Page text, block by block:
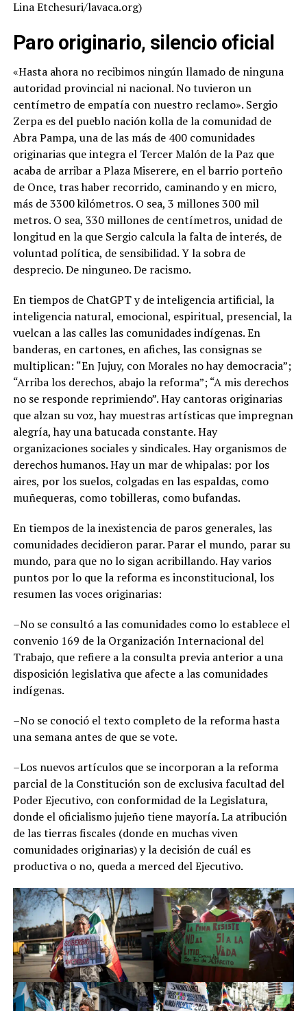
Lina Etchesuri/lavaca.org)
Paro originario, silencio oficial
«Hasta ahora no recibimos ningún llamado de ninguna
autoridad provincial ni nacional. No tuvieron un
centímetro de empatía con nuestro reclamo». Sergio
Zerpa es del pueblo nación kolla de la comunidad de
Abra Pampa, una de las más de 400 comunidades
originarias que integra el Tercer Malón de la Paz que
acaba de arribar a Plaza Miserere, en el barrio porteño
de Once, tras haber recorrido, caminando y en micro,
más de 3300 kilómetros. O sea, 3 millones 300 mil
metros. O sea, 330 millones de centímetros, unidad de
longitud en la que Sergio calcula la falta de interés, de
voluntad política, de sensibilidad. Y la sobra de
desprecio. De ninguneo. De racismo.
En tiempos de ChatGPT y de inteligencia artificial, la
inteligencia natural, emocional, espiritual, presencial, la
vuelcan a las calles las comunidades indígenas. En
banderas, en cartones, en afiches, las consignas se
multiplican: “En Jujuy, con Morales no hay democracia”;
“Arriba los derechos, abajo la reforma”; “A mis derechos
no se responde reprimiendo”. Hay cantoras originarias
que alzan su voz, hay muestras artísticas que impregnan
alegría, hay una batucada constante. Hay
organizaciones sociales y sindicales. Hay organismos de
derechos humanos. Hay un mar de whipalas: por los
aires, por los suelos, colgadas en las espaldas, como
muñequeras, como tobilleras, como bufandas.
En tiempos de la inexistencia de paros generales, las
comunidades decidieron parar. Parar el mundo, parar su
mundo, para que no lo sigan acribillando. Hay varios
puntos por lo que la reforma es inconstitucional, los
resumen las voces originarias:
–No se consultó a las comunidades como lo establece el
convenio 169 de la Organización Internacional del
Trabajo, que refiere a la consulta previa anterior a una
disposición legislativa que afecte a las comunidades
indígenas.
–No se conoció el texto completo de la reforma hasta
una semana antes de que se vote.
–Los nuevos artículos que se incorporan a la reforma
parcial de la Constitución son de exclusiva facultad del
Poder Ejecutivo, con conformidad de la Legislatura,
donde el oficialismo jujeño tiene mayoría. La atribución
de las tierras fiscales (donde en muchas viven
comunidades originarias) y la decisión de cuál es
productiva o no, queda a merced del Ejecutivo.